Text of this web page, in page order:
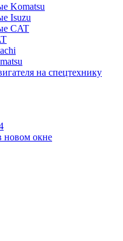
Komatsu
Isuzu
CAT
на спецтехнику
новом окне